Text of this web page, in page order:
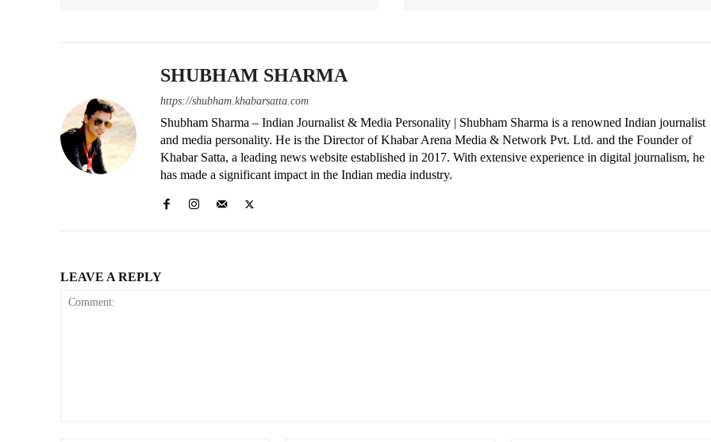
SHUBHAM SHARMA
https://shubham.khabarsatta.com
Shubham Sharma – Indian Journalist & Media Personality | Shubham Sharma is a renowned Indian journalist
and media personality. He is the Director of Khabar Arena Media & Network Pvt. Ltd. and the Founder of
Khabar Satta, a leading news website established in 2017. With extensive experience in digital journalism, he
has made a significant impact in the Indian media industry.
LEAVE A REPLY